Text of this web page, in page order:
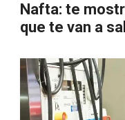
Nafta: te
que te van a